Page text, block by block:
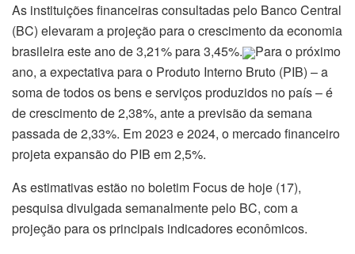
As instituições financeiras consultadas pelo Banco Central
(BC) elevaram a projeção para o crescimento da economia
brasileira este ano de 3,21% para 3,45%.
Para o próximo
ano, a expectativa para o Produto Interno Bruto (PIB) – a
soma de todos os bens e serviços produzidos no país – é
de crescimento de 2,38%, ante a previsão da semana
passada de 2,33%. Em 2023 e 2024, o mercado financeiro
projeta expansão do PIB em 2,5%.
As estimativas estão no boletim Focus de hoje (17),
pesquisa divulgada semanalmente pelo BC, com a
projeção para os principais indicadores econômicos.